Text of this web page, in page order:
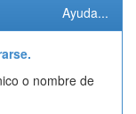
Ayuda...
o nombre de